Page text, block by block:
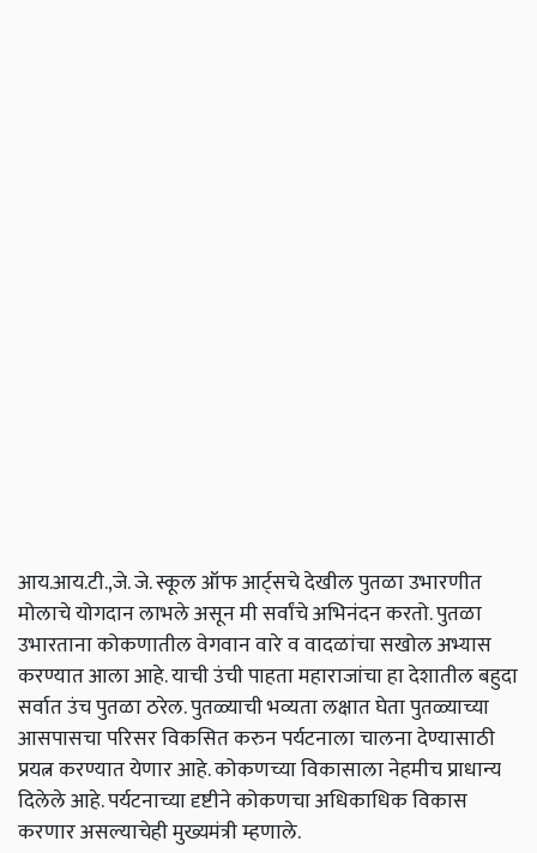
आय.आय.टी.,जे.जे.स्कूलऑफआर्ट्सचेदेखीलपुतळाउभारणीत
मोलाचेयोगदानलाभलेअसूनमीसर्वांचेअभिनंदनकरतो.पुतळा
उभारतानाकोकणातीलवेगवानवारेववादळांचासखोलअभ्यास
करण्यातआलाआहे.याचीउंचीपाहतामहाराजांचाहादेशातीलबहुदा
सर्वातउंचपुतळाठरेल.पुतळ्याचीभव्यतालक्षातघेतापुतळ्याच्या
आसपासचापरिसरविकसितकरुनपर्यटनालाचालनादेण्यासाठी
प्रयत्नकरण्यातयेणारआहे.कोकणच्याविकासालानेहमीचप्राधान्य
दिलेलेआहे.पर्यटनाच्यादृष्टीनेकोकणचाअधिकाधिकविकास
करणारअसल्याचेहीमुख्यमंत्रीम्हणाले.